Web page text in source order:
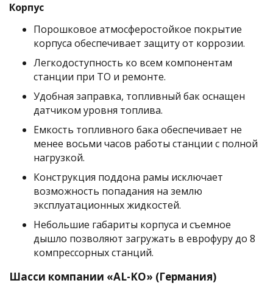
Корпус
Порошковое атмосферостойкое покрытие
корпуса обеспечивает защиту от коррозии.
Легкодоступность ко всем компонентам
станции при ТО и ремонте.
Удобная заправка, топливный бак оснащен
датчиком уровня топлива.
Емкость топливного бака обеспечивает не
менее восьми часов работы станции с полной
нагрузкой.
Конструкция поддона рамы исключает
возможность попадания на землю
эксплуатационных жидкостей.
Небольшие габариты корпуса и съемное
дышло позволяют загружать в еврофуру до 8
компрессорных станций.
Шасси компании «AL-KO» (Германия)